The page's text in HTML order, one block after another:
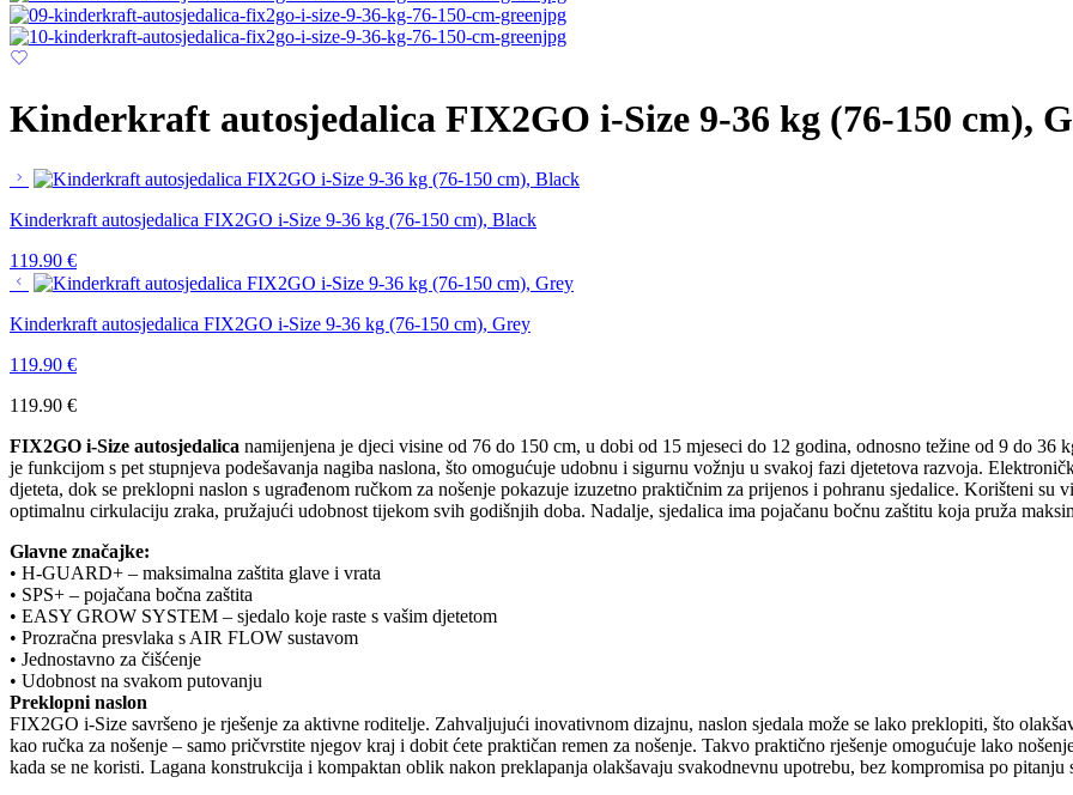
Kinderkraft autosjedalica FIX2GO i-Size 9-36 kg (76-150 cm),
Kinderkraft autosjedalica FIX2GO i-Size 9-36 kg (76-150 cm), Black
119.90 €
Kinderkraft autosjedalica FIX2GO i-Size 9-36 kg (76-150 cm), Grey
119.90 €
119.90 €
FIX2GO i-Size autosjedalica namijenjena je djeci visine od 76 do 150 cm, u dobi od 15 mjeseci do 12 godina, odnosno težine od 9 do
je funkcijom s pet stupnjeva podešavanja nagiba naslona, što omogućuje udobnu i sigurnu vožnju u svakoj fazi djetetova razvoja.
djeteta, dok se preklopni naslon s ugrađenom ručkom za nošenje pokazuje izuzetno praktičnim za prijenos i pohranu sjedalice. Korišteni
optimalnu cirkulaciju zraka, pružajući udobnost tijekom svih godišnjih doba. Nadalje, sjedalica ima pojačanu bočnu zaštitu koja pruža
Glavne značajke:
• H-GUARD+ – maksimalna zaštita glave i vrata
• SPS+ – pojačana bočna zaštita
• EASY GROW SYSTEM – sjedalo koje raste s vašim djetetom
• Prozračna presvlaka s AIR FLOW sustavom
• Jednostavno za čišćenje
• Udobnost na svakom putovanju
Preklopni naslon
FIX2GO i-Size savršeno je rješenje za aktivne roditelje. Zahvaljujući inovativnom dizajnu, naslon sjedala može se lako preklopiti, što
kao ručka za nošenje – samo pričvrstite njegov kraj i dobit ćete praktičan remen za nošenje. Takvo praktično rješenje omogućuje lako
kada se ne koristi. Lagana konstrukcija i kompaktan oblik nakon preklapanja olakšavaju svakodnevnu upotrebu, bez kompromisa po pitanju